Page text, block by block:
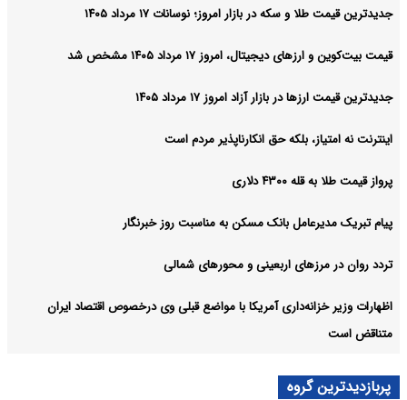
جدیدترین قیمت طلا و سکه در بازار امروز؛ نوسانات ۱۷ مرداد ۱۴۰۵
قیمت بیت‌کوین و ارز‌های دیجیتال، امروز ۱۷ مرداد ۱۴۰۵ مشخص شد
جدیدترین قیمت ارزها در بازار آزاد امروز ۱۷ مرداد ۱۴۰۵
اینترنت نه امتیاز، بلکه حق انکارناپذیر مردم است
پرواز قیمت طلا به قله ۴۳۰۰ دلاری
پیام تبریک مدیرعامل بانک مسکن به مناسبت روز خبرنگار
تردد روان در مرزهای اربعینی و محورهای شمالی
اظهارات وزیر خزانه‌داری آمریکا با مواضع قبلی وی درخصوص اقتصاد ایران
متناقض است
پربازدیدترین گروه